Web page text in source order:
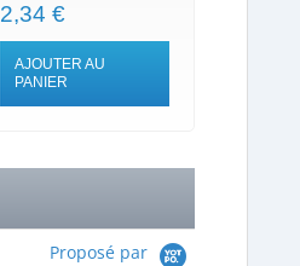
2,34 €
AJOUTER AU
PANIER
Proposé par